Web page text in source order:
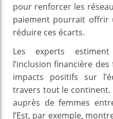
pour renforcer les
paiement pourrait offrir
réduire ces écarts.
Les experts
l’inclusion financière
impacts positifs sur
travers tout le continent.
auprès de femmes
l’Est, par exemple,